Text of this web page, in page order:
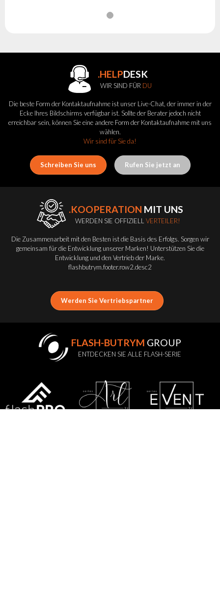
.HELPDESK
WIR SIND FÜR DU
Die beste Form der Kontaktaufnahme ist unser Live-Chat, der immer in der
Ecke Ihres Bildschirms verfügbar ist. Sollte der Berater jedoch nicht
erreichbar sein, können Sie eine andere Form der Kontaktaufnahme mit uns
wählen.
Wir sind für Sie da!
Schreiben Sie uns Rufen Sie jetzt an
.KOOPERATION MIT UNS
WERDEN SIE OFFIZIELLVERTEILER!
Die Zusammenarbeit mit den Besten ist die Basis des Erfolgs. Sorgen wir
gemeinsam für die Entwicklung unserer Marken! Unterstützen Sie die
Entwicklung und den Vertrieb der Marke.
flashbutrym.footer.row2.desc2
Werden Sie Vertriebspartner
FLASH-BUTRYM GROUP
ENTDECKEN SIE ALLE FLASH-SERIE